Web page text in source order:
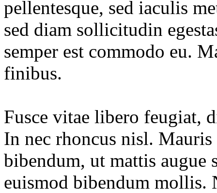
pellentesque, sed iaculis
sed diam sollicitudin
semper est commodo eu.
finibus.
Fusce vitae libero feugiat,
In nec rhoncus nisl.
bibendum, ut mattis augue
euismod bibendum mollis.